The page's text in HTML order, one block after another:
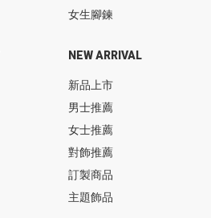
女生腳鍊
NEW ARRIVAL
新品上市
男士推薦
女士推薦
對飾推薦
訂製商品
主題飾品